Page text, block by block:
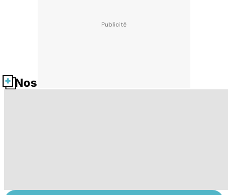
Nos fiches santé